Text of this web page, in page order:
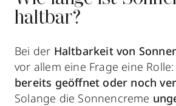
haltbar?
Bei der Haltbarkeit von
vor allem eine Frage eine Rolle:
bereits geöffnet oder noch
Solange die Sonnencreme